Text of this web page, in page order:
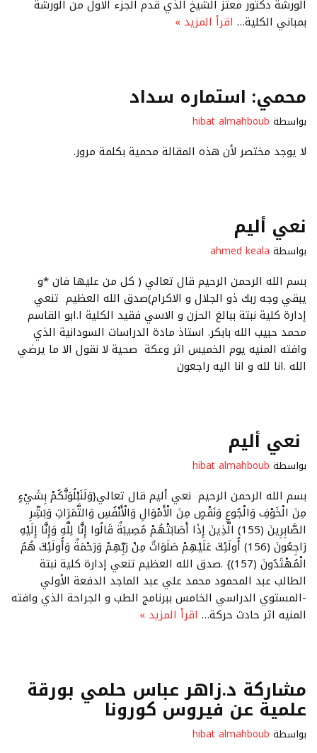
الورشة دكتور معتز الشيخ الذي قدم الجزء الاول من الورشة
بمباني الكلية… اقرأ المزيد »
محمي: استماره سداد
بواسطة hibat almahboub
لا يوجد مختصر لأن هذه المقالة محمية بكلمة مرور.
نعي أليم
بواسطة ahmed keala
بسم الله الرحمن الرحيم قال تعالي ( كل من عليها فان *و
يبقي وجه ربك ذو الجلال و الاكرام)صدق الله العظيم تنعي
إدارة كلية نبتة ببالغ الحزن و الاسي فقيد الكلية ا.ابو القاسم
محمد حبيب الله بابكر. استاذ مادة الدراسات السودانية الذي
وافته المنيه يوم الخميس اثر وعكة صحية لا نقول الا ما يرضي
الله .انا لله و انا اليه راجعون
نعي أليم
بواسطة hibat almahboub
بسم الله الرحمن الرحيم نعي أليم قال تعالي{وَلَنَبْلُوَنَّكُمْ بِشَيْءٍ
مِنَ الْخَوْفِ وَالْجُوعِ وَنَقْصٍ مِنَ الْأَمْوَالِ وَالْأَنْفُسِ وَالثَّمَرَاتِ وَبَشِّرِ
الصَّابِرِينَ (155) الَّذِينَ إِذَا أَصَابَتْهُمْ مُصِيبَةٌ قَالُوا إِنَّا لِلَّهِ وَإِنَّا إِلَيْهِ
رَاجِعُونَ (156) أُولَئِكَ عَلَيْهِمْ صَلَوَاتٌ مِنْ رَبِّهِمْ وَرَحْمَةٌ وَأُولَئِكَ هُمُ
الْمُهْتَدُونَ (157)} .صدق الله العظيم تنعي إدارة كلية نبتة
الطالب عبد المحمود محمد علي عبد الماجد الدفعة الأولي
-المستوي الدراسي الخامس ببرنامج الطب و الجراحة الذي وافته
المنيه اثر حادث حركة… اقرأ المزيد »
مشاركة د.زاهر عباس حلمي بورقة
علمية عن فيروس كورونا
بواسطة hibat almahboub